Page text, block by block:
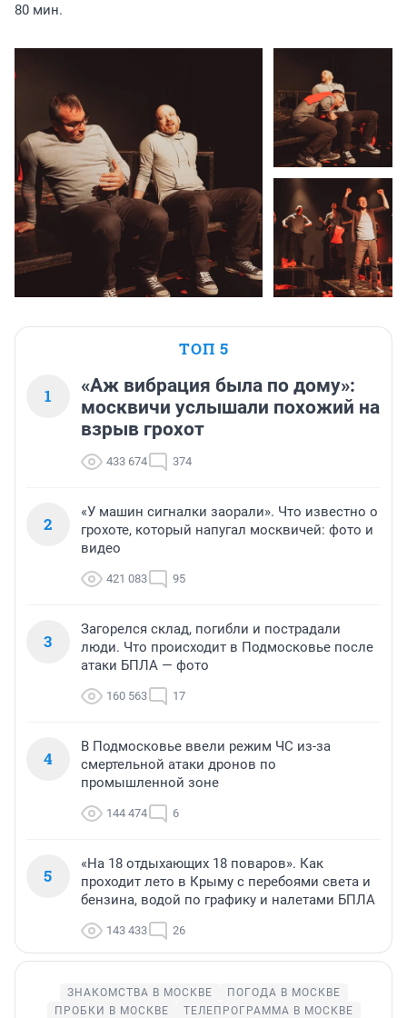
80 мин.
ТОП 5
1
«Аж вибрация была по дому»:
москвичи услышали похожий на
взрыв грохот
433 674 374
2
«У машин сигналки заорали». Что известно о
грохоте, который напугал москвичей: фото и
видео
421 083 95
3
Загорелся склад, погибли и пострадали
люди. Что происходит в Подмосковье после
атаки БПЛА — фото
160 563 17
4
В Подмосковье ввели режим ЧС из-за
смертельной атаки дронов по
промышленной зоне
144 474 6
5
«На 18 отдыхающих 18 поваров». Как
проходит лето в Крыму с перебоями света и
бензина, водой по графику и налетами БПЛА
143 433 26
ЗНАКОМСТВА В МОСКВЕ
ПОГОДА В МОСКВЕ
ПРОБКИ В МОСКВЕ
ТЕЛЕПРОГРАММА В МОСКВЕ